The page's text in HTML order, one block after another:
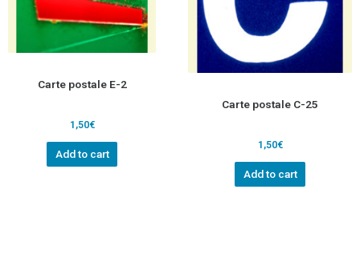
Carte postale E-2
1,50€
Add to cart
Carte postale C-25
1,50€
Add to cart